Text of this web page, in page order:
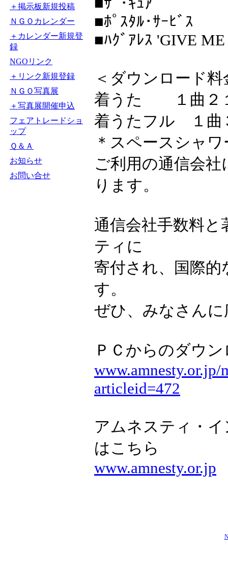
＋掲示板新規投稿
ＮＧＯカレンダー
＋カレンダー新規登
録
NGOリンク
＋リンク新規登録
ＮＧＯ写真展
＋写真展開催申込
フェアトレードショ
ップ
Ｑ＆Ａ
お知らせ
お問い合せ
■ﾎﾟｽﾀﾙ･ｻｰﾋﾞｽ
■ﾊｸﾞｱﾚｽ 'GIVE
＜ダウンロード料
着うた １曲２
着うたフル １曲
＊スペースシャ
ご利用の通信会
ります。
通信会社手数料
ティに
寄付され、国際
す。
ぜひ、みなさん
ＰＣからのダウ
articleid=472
アムネスティ・
はこちら
www.amnesty.or.jp